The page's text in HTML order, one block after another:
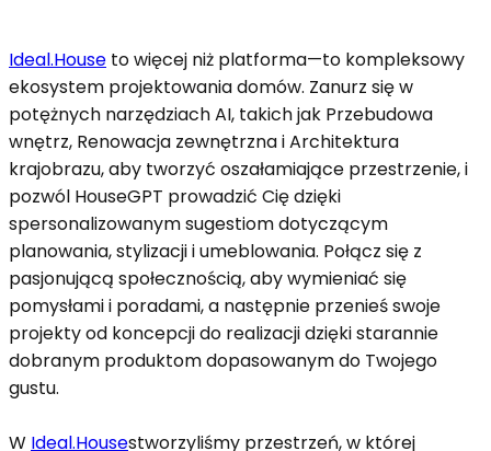
Ideal.House to więcej niż platforma—to kompleksowy
ekosystem projektowania domów. Zanurz się w
potężnych narzędziach AI, takich jak Przebudowa
wnętrz, Renowacja zewnętrzna i Architektura
krajobrazu, aby tworzyć oszałamiające przestrzenie, i
pozwól HouseGPT prowadzić Cię dzięki
spersonalizowanym sugestiom dotyczącym
planowania, stylizacji i umeblowania. Połącz się z
pasjonującą społecznością, aby wymieniać się
pomysłami i poradami, a następnie przenieś swoje
projekty od koncepcji do realizacji dzięki starannie
dobranym produktom dopasowanym do Twojego
gustu.
W Ideal.Housestworzyliśmy przestrzeń, w której